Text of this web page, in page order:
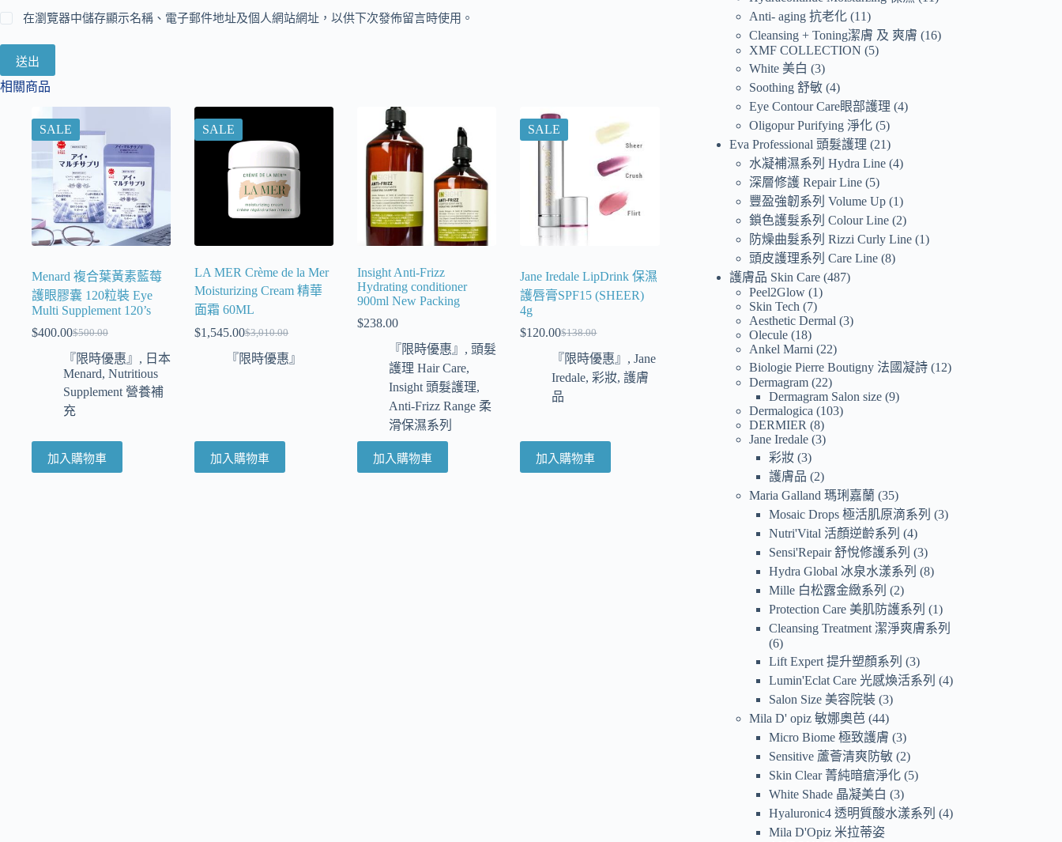
在瀏覽器中儲存顯示名稱、電子郵件地址及個人網站網址，以供下次發佈留言時使用。
送出
相關商品
SALE
Menard 複合葉黃素藍莓
護眼膠囊 120粒裝 Eye
Multi Supplement 120’s
$500.00
$400.00
『限時優惠』 , 日本
Menard, Nutritious
Supplement 營養補
充
加入購物車
SALE
LA MER Crème de la Mer
Moisturizing Cream 精華
面霜 60ML
$3,010.00
$1,545.00
『限時優惠』
加入購物車
Insight Anti-Frizz
Hydrating conditioner
900ml New Packing
$238.00
『限時優惠』 , 頭髮
護理 Hair Care,
Insight 頭髮護理,
Anti-Frizz Range 柔
滑保濕系列
加入購物車
SALE
Jane Iredale LipDrink 保濕
護唇膏SPF15 (SHEER)
4g
$138.00
$120.00
『限時優惠』 ,Jane
Iredale, 彩妝,護膚
品
加入購物車
Anti- aging 抗老化 11
Cleansing + Toning潔膚 及 爽膚
16
XMF COLLECTION
5
White 美白
3
Soothing 舒敏 4
Eye Contour Care眼部護理 4
Oligopur Purifying 淨化 5
Eva Professional 頭髮護理
21
水凝補濕系列 Hydra Line 4
深層修護 Repair Line 5
豐盈強韌系列 Volume Up 1
鎖色護髮系列 Colour Line 2
防燥曲髮系列 Rizzi Curly Line 1
頭皮護理系列 Care Line 8
護膚品 Skin Care 487
Peel2Glow 1
Skin Tech
7
Aesthetic Dermal 3
Olecule 18
Ankel Marni
22
Biologie Pierre Boutigny 法國凝詩 12
Dermagram 22
Dermagram Salon size 9
Dermalogica
103
DERMIER
8
Jane Iredale 3
彩妝 3
護膚品
2
Maria Galland 瑪琍嘉蘭 35
Mosaic Drops 極活肌原滴系列
3
Nutri'Vital 活顏逆齡系列
4
Sensi'Repair 舒悅修護系列
3
Hydra Global 冰泉水漾系列
8
Mille 白松露金緻系列
2
Protection Care 美肌防護系列
1
Cleansing Treatment 潔淨爽膚系列
6
Lift Expert 提升塑顏系列
3
Lumin'Eclat Care 光感煥活系列
4
Salon Size 美容院裝 3
Mila D' opiz 敏娜奧芭 44
Micro Biome 極致護膚 3
Sensitive 蘆薈清爽防敏 2
Skin Clear 菁純暗瘡淨化 5
White Shade 晶凝美白
3
Hyaluronic4 透明質酸水漾系列
4
Mila D'Opiz 米拉蒂姿